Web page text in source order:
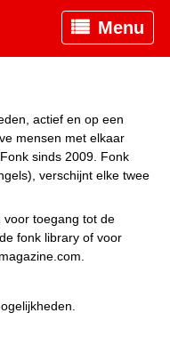
Menu
actief en op een
mensen met elkaar
sinds 2009. Fonk
verschijnt elke twee
voor toegang tot de
fonk library of voor